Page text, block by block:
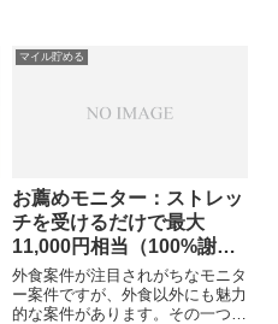
が地面につく）」程度から改善し
ていない）他の箇所も、3か月
マイル貯める
お薦めモニター：ストレッ
チを受けるだけで最大
11,000円相当（100%謝
礼）。ジム会員の観点で魅
力度と注意点を解説
外食案件が注目されがちなモニタ
ー案件ですが、外食以外にも魅力
的な案件があります。その一つが